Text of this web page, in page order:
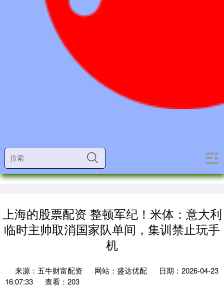
上海的股票配资 整顿军纪！米体：意大利
临时主帅取消国家队单间，集训禁止玩手
机
来源：五牛财富配资 网站：盛达优配
日期：2026-04-23
16:07:33
查看：203